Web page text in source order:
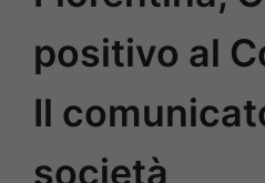
positivo al
Il
società